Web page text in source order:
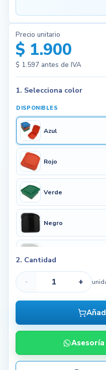
Precio unitario
$ 1.900
$ 1.597antes de IVA
1. Selecciona color
DISPONIBLES
Azul
Rojo
Verde
Negro
2. Cantidad
- +